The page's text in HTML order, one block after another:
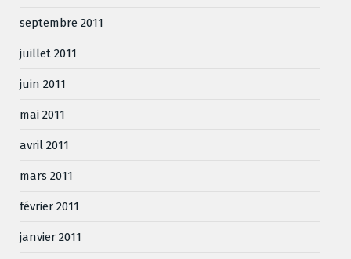
septembre 2011
juillet 2011
juin 2011
mai 2011
avril 2011
mars 2011
février 2011
janvier 2011